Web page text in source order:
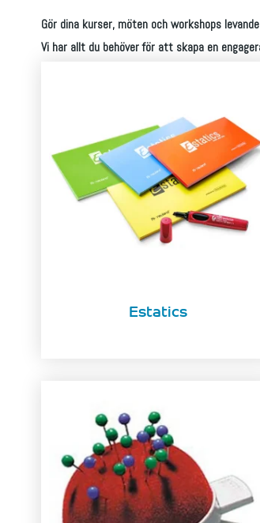
Gör dina kurser, möten och workshops
Vi har allt du behöver för att skapa en
Estatics